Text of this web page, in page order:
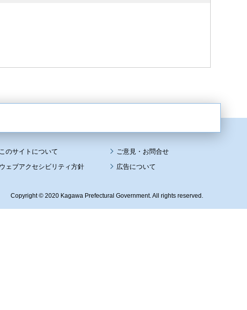
このサイトについて
ウェブアクセシビリティ方針 広告について
Copyright © 2020 Kagawa Prefectural Government. All rights reserved.